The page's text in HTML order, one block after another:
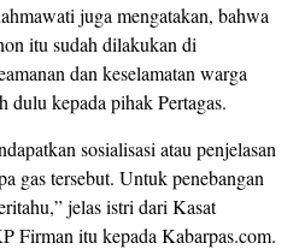
juga mengatakan, bahwa
itu sudah dilakukan di
dan keselamatan warga
dulu kepada pihak Pertagas.
sosialisasi atau penjelasan
gas tersebut. Untuk penebangan
jelas istri dari Kasat
Firman itu kepada Kabarpas.com.